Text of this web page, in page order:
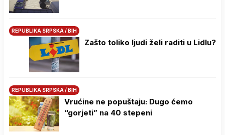
REPUBLIKA SRPSKA / BIH
Zašto toliko ljudi želi raditi u Lidlu?
REPUBLIKA SRPSKA / BIH
Vrućine ne popuštaju: Dugo ćemo
“gorjeti” na 40 stepeni